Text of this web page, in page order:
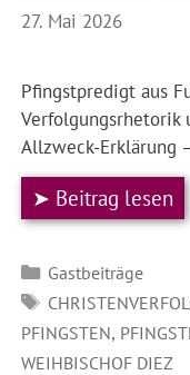
27. Mai 2026
Pfingstpredigt aus
Verfolgungsrhetorik
Allzweck-Erklärung
➤ Beitrag lesen
Kategorien
Gastbeiträge
SCHLAGWÖRTER
PFINGSTEN,
WEIHBISCHOF DIEZ